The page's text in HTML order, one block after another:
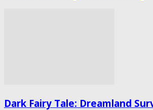
Dark Fairy Tale: Dreamland